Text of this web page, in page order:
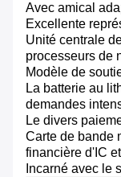
Avec amical
Excellente
Unité centrale
processeurs de
Modèle de
La batterie au
demandes
Le divers
Carte de bande
financière d'IC
Incarné avec le